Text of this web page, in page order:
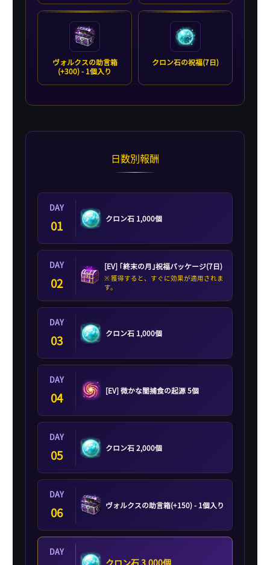
ヴォルクスの助言箱
(+300) - 1個入り
クロン石の祝福(7日)
日数別報酬
DAY
01 クロン石 1,000個
DAY
02
[EV] ｢終末の月｣祝福パッケージ(7日)
※ 獲得すると、すぐに効果が適用されま
す。
DAY
03 クロン石 1,000個
DAY
04 [EV] 微かな闇捕食の起源 5個
DAY
05 クロン石 2,000個
DAY
06 ヴォルクスの助言箱(+150) - 1個入り
DAY
クロン石 3,000個